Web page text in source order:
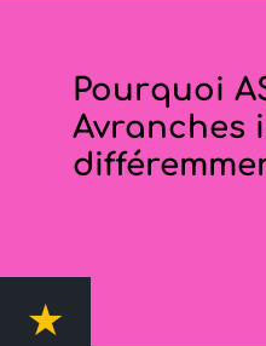
Pourquoi
Avranches
★